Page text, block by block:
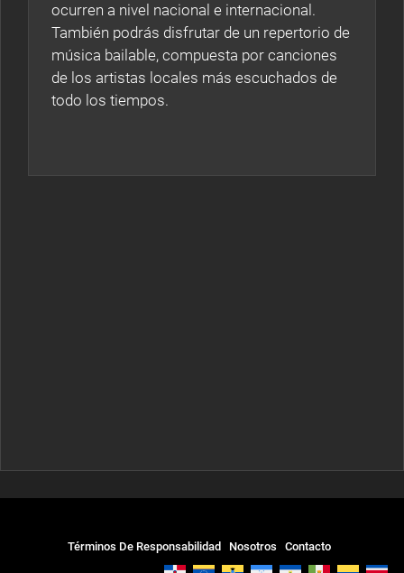
ocurren a nivel nacional e internacional.
También podrás disfrutar de un repertorio de
música bailable, compuesta por canciones
de los artistas locales más escuchados de
todo los tiempos.
Términos De Responsabilidad Nosotros Contacto